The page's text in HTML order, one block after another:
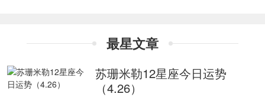
最星文章
苏珊米勒12星座今日运势
（4.26）